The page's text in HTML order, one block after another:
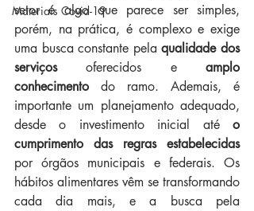
Materiais Covid-19
setor é algo que parece ser simples,
porém, na prática, é complexo e exige
uma busca constante pela qualidade dos
serviços oferecidos e amplo
conhecimento do ramo. Ademais, é
importante um planejamento adequado,
desde o investimento inicial até o
cumprimento das regras estabelecidas
por órgãos municipais e federais. Os
hábitos alimentares vêm se transformando
cada dia mais, e a busca pela